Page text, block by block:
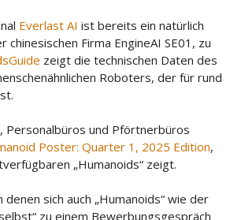
Everlast AI ist bereits ein natürlich
Firma EngineAI SE01, zu
zeigt die technischen Daten des
Roboters, der für rund
Personalbüros und Pförtnerbüros
Poster: Quarter 1, 2025 Edition,
„Humanoids“ zeigt.
sich auch „Humanoids“ wie der
zu einem Bewerbungsgespräch